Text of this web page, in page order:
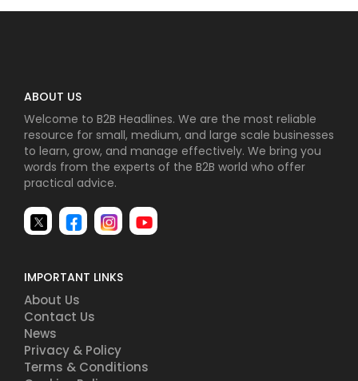
ABOUT US
Welcome to B2B Headlines. We are the most reliable
resource for small, medium, and large scale businesses
to learn, grow, and manage effectively. We bring you
words from the experts of the B2B world who offer
practical advice.
IMPORTANT LINKS
About Us
Contact Us
News
Privacy & Policy
Terms & Conditions